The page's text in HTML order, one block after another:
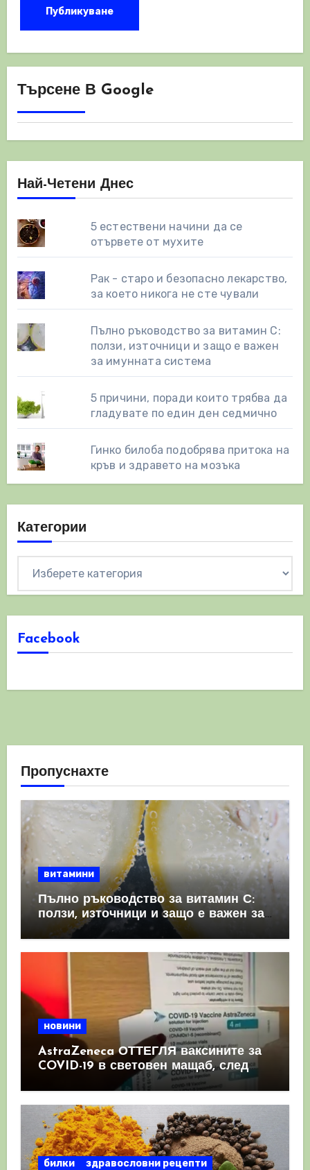
Търсене В Google
Най-Четени Днес
5 естествени начини да се
отървете от мухите
Рак - старо и безопасно лекарство,
за което никога не сте чували
Пълно ръководство за витамин С:
ползи, източници и защо е важен
за имунната система
5 причини, поради които трябва да
гладувате по един ден седмично
Гинко билоба подобрява притока на
кръв и здравето на мозъка
Категории
Facebook
Пропуснахте
витамини
Пълно ръководство за витамин С:
ползи, източници и защо е важен за
имунната система
новини
AstraZeneca ОТТЕГЛЯ ваксините за
COVID-19 в световен мащаб, след
като призна, че те причиняват
билки
здравословни рецепти